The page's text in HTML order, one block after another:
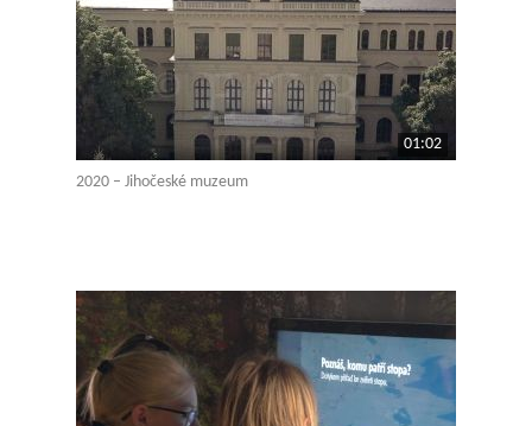
01:02
2020 – Jihočeské muzeum